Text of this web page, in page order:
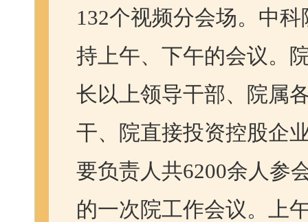
132个视频分会场。中
持上午、下午的会议。
长以上领导干部、院属
干、院直接投资控股企
要负责人共6200余人参
的一次院工作会议。上